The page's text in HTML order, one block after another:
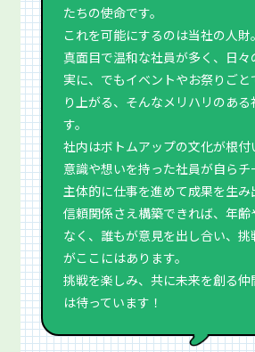
たちの使命です。
これを可能にするのは当社の人財。
真面目で温和な社員が多く、日々
実に、でもイベントやお祭りごと
り上がる、そんなメリハリのあ
す。
社内はボトムアップの文化が根付
意識や想いを持った社員が自らチ
主体的に仕事を進めて成果を生み
信頼関係さえ構築できれば、年齢
なく、誰もが意見を出し合い、
がここにはあります。
挑戦を楽しみ、共に未来を創る仲
は待っています！